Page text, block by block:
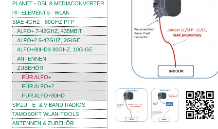
PLANET - DSL & MEDIACONVERTER
RF-ELEMENTS - WLAN
SIAE 4GHZ - 80GHZ PTP
ALFO+ 7-42GHZ, 435MBIT
ALFO+2 6-42GHZ, 2GIGE
ALFO+80HDX 80GHZ, 10GIGE
ANTENNEN
ZUBEHÖR
FÜR ALFO+
FÜR ALFO+2
FÜR ALFO+80HD
SIKLU - E- & V-BAND RADIOS
TAMOSOFT WLAN-TOOLS
ANTENNEN & ZUBEHÖR